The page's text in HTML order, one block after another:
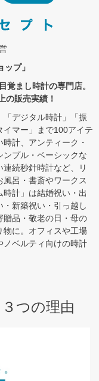
プ」
覚まし時計の専門店。
の販売実績！
「デジタル時計」「振
イマー」まで100アイテ
計、アンティーク・
プル・ベーシックな
続秒針時計など、リ
呂・書斎やワークス
計」は結婚祝い・出
新築祝い・引っ越し
贈品・敬老の日・母の
物に。オフィスや工場
ノベルティ向けの時計
つの理由